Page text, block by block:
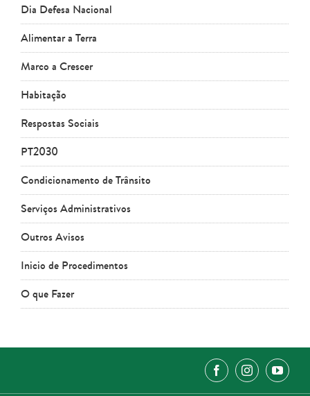
Dia Defesa Nacional
Alimentar a Terra
Marco a Crescer
Habitação
Respostas Sociais
PT2030
Condicionamento de Trânsito
Serviços Administrativos
Outros Avisos
Inicio de Procedimentos
O que Fazer